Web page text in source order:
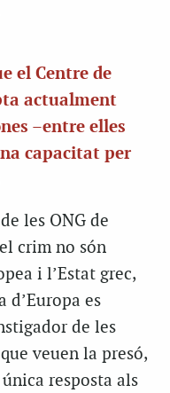
el Centre de
actualment
–entre elles
capacitat per
les ONG de
crim no són
i l’Estat grec,
d’Europa es
de les
veuen la presó,
resposta als